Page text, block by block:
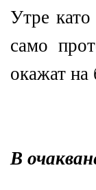
Утре
само
окажат на
В